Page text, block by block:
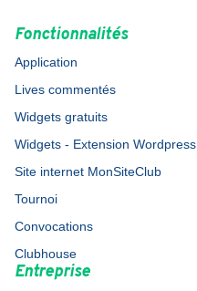
Fonctionnalités
Application
Lives commentés
Widgets gratuits
Widgets - Extension Wordpress
Site internet MonSiteClub
Tournoi
Convocations
Clubhouse
Entreprise